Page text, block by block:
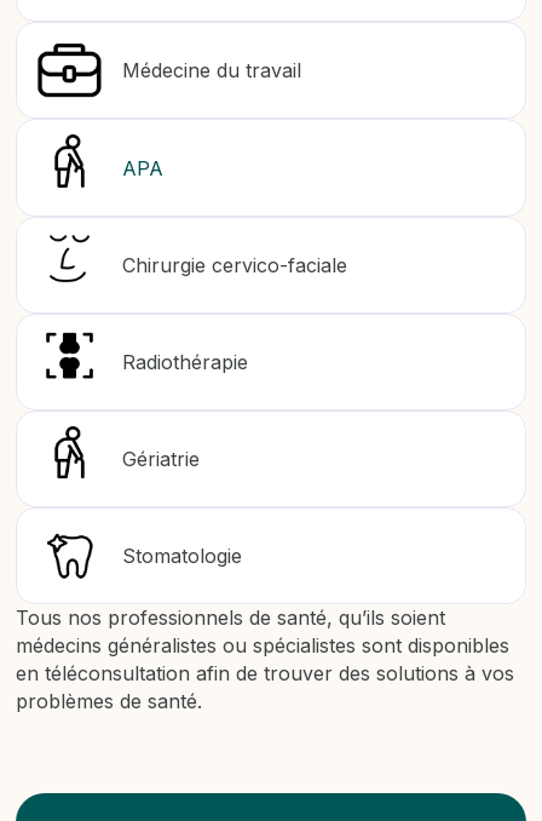
Médecine du travail
APA
Chirurgie cervico-faciale
Radiothérapie
Gériatrie
Stomatologie
Tous nos professionnels de santé, qu’ils soient
médecins généralistes ou spécialistes sont disponibles
en téléconsultation afin de trouver des solutions à vos
problèmes de santé.